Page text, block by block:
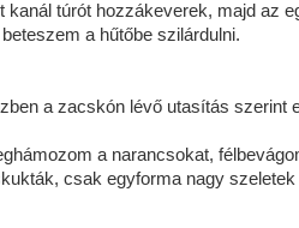
kanál túrót hozzákeverek, majd az
a hűtőbe szilárdulni.
a zacskón lévő utasítás szerint
a narancsokat,
csak egyforma nagy szeletek